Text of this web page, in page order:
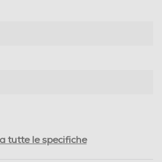
tutte le specifiche